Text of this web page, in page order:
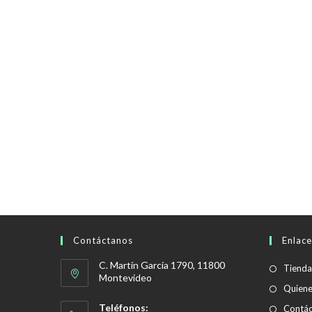
Contáctanos
C. Martín García 1790, 11800
Montevideo
Teléfonos:
Tienda